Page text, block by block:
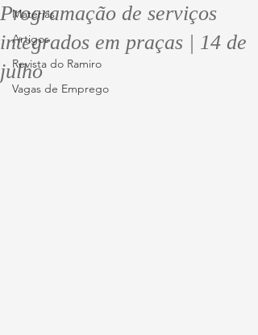
Matérias
Artigos
Revista do Ramiro
Vagas de Emprego
Programação de serviços
integrados em praças | 14 de
julho